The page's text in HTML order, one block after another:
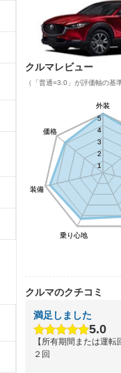
クルマレビュー
（「普通=3.0」が評価軸の基
外装
乗り心地
装備
価格
1
2
3
4
5
外装
乗り心地
装備
価格
1
2
3
4
5
クルマのクチコミ
満足しました
5.0
【所有期間または運転
２回